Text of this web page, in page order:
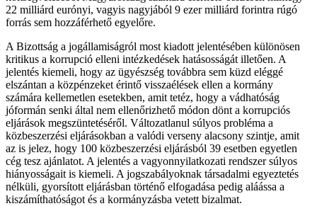
22 milliárd eurónyi, vagyis nagyjából 9 ezer milliárd forintra rúgó
forrás sem hozzáférhető egyelőre.
A Bizottság a jogállamiságról most kiadott jelentésében különösen
kritikus a korrupció elleni intézkedések hatásosságát illetően. A
jelentés kiemeli, hogy az ügyészség továbbra sem küzd eléggé
elszántan a közpénzeket érintő visszaélések ellen a kormány
számára kellemetlen esetekben, amit tetéz, hogy a vádhatóság
jóformán senki által nem ellenőrizhető módon dönt a korrupciós
eljárások megszüntetéséről. Változatlanul súlyos probléma a
közbeszerzési eljárásokban a valódi verseny alacsony szintje, amit
az is jelez, hogy 100 közbeszerzési eljárásból 39 esetben egyetlen
cég tesz ajánlatot. A jelentés a vagyonnyilatkozati rendszer súlyos
hiányosságait is kiemeli. A jogszabályoknak társadalmi egyeztetés
nélküli, gyorsított eljárásban történő elfogadása pedig aláássa a
kiszámíthatóságot és a kormányzásba vetett bizalmat.